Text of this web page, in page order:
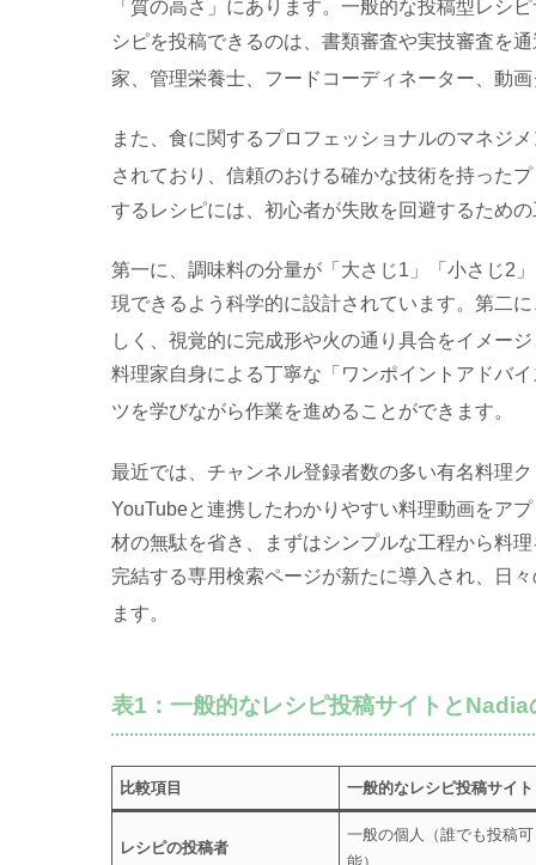
「質の高さ」にあります。一般的な投稿型レシ
シピを投稿できるのは、書類審査や実技審査を
家、管理栄養士、フードコーディネーター、動
また、食に関するプロフェッショナルのマネジ
されており、信頼のおける確かな技術を持った
するレシピには、初心者が失敗を回避するための
第一に、調味料の分量が「大さじ1」「小さじ2
現できるよう科学的に設計されています。第二
しく、視覚的に完成形や火の通り具合をイメー
料理家自身による丁寧な「ワンポイントアドバ
ツを学びながら作業を進めることができます。
最近では、チャンネル登録者数の多い有名料理
YouTubeと連携したわかりやすい料理動画をア
材の無駄を省き、まずはシンプルな工程から料
完結する専用検索ページが新たに導入され、日
ます。
表1：一般的なレシピ投稿サイトとNadia
比較項目 一般的なレシピ投稿サイト
レシピの投稿者
一般の個人（誰でも投稿可